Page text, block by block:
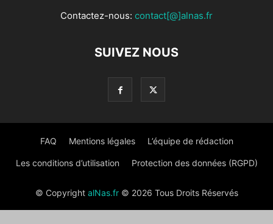
Contactez-nous: contact[@]alnas.fr
SUIVEZ NOUS
FAQ Mentions légales L’équipe de rédaction
Les conditions d’utilisation Protection des données (RGPD)
© Copyright alNas.fr© 2026 Tous Droits Réservés